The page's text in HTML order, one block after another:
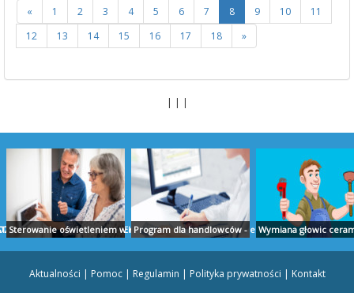
« 1 2 3 4 5 6 7 8 9 10
11
12
13 14 15 16 17 18 »
| | |
PROJEKTAUDYT RAPORTY EKOEXPERT BIAŁYSTOK
Sterowanie oświetleniem w domu - ropam.com.pl
Program dla handlowców - ekspert.biz
Wymiana głowic
Aktualności | Pomoc| Regulamin | Polityka prywatności | Kontakt